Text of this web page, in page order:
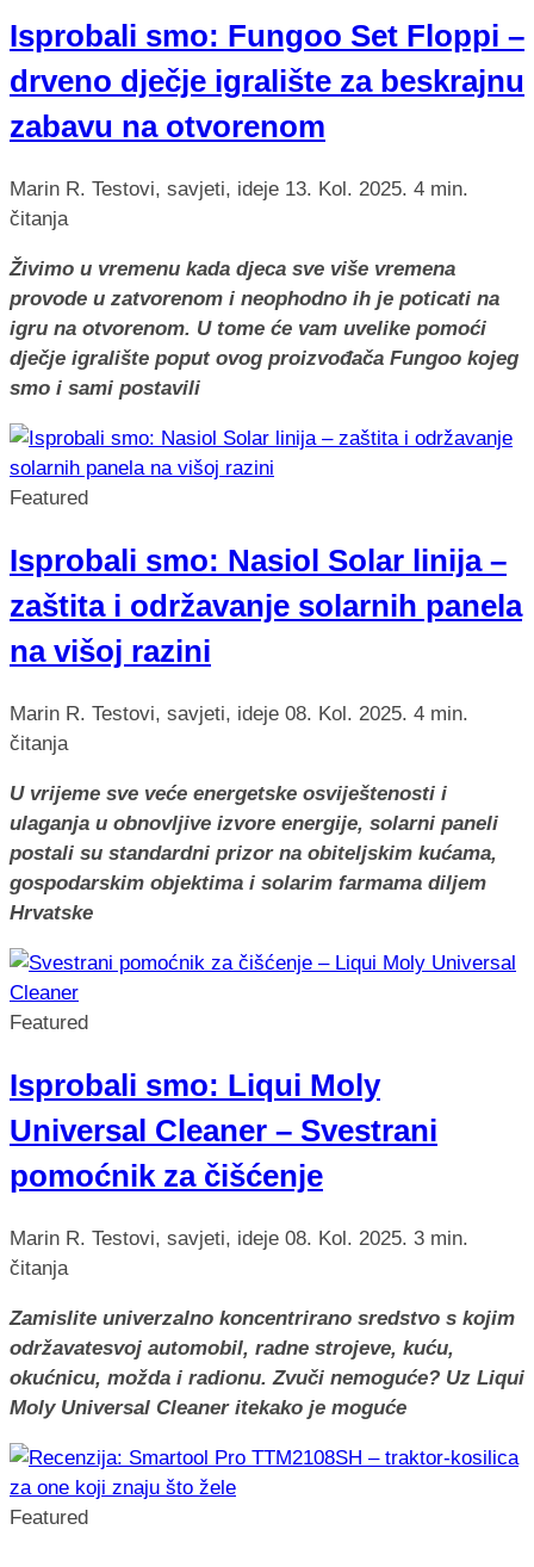
Isprobali smo: Fungoo Set Floppi –
drveno dječje igralište za beskrajnu
zabavu na otvorenom
Marin R. Testovi, savjeti, ideje 13. Kol. 2025. 4 min.
čitanja
Živimo u vremenu kada djeca sve više vremena
provode u zatvorenom i neophodno ih je poticati na
igru na otvorenom. U tome će vam uvelike pomoći
dječje igralište poput ovog proizvođača Fungoo kojeg
smo i sami postavili
Featured
Isprobali smo: Nasiol Solar linija –
zaštita i održavanje solarnih panela
na višoj razini
Marin R. Testovi, savjeti, ideje 08. Kol. 2025. 4 min.
čitanja
U vrijeme sve veće energetske osviještenosti i
ulaganja u obnovljive izvore energije, solarni paneli
postali su standardni prizor na obiteljskim kućama,
gospodarskim objektima i solarim farmama diljem
Hrvatske
Featured
Isprobali smo: Liqui Moly
Universal Cleaner – Svestrani
pomoćnik za čišćenje
Marin R. Testovi, savjeti, ideje 08. Kol. 2025. 3 min.
čitanja
Zamislite univerzalno koncentrirano sredstvo s kojim
održavatesvoj automobil, radne strojeve, kuću,
okućnicu, možda i radionu. Zvuči nemoguće? Uz Liqui
Moly Universal Cleaner itekako je moguće
Featured